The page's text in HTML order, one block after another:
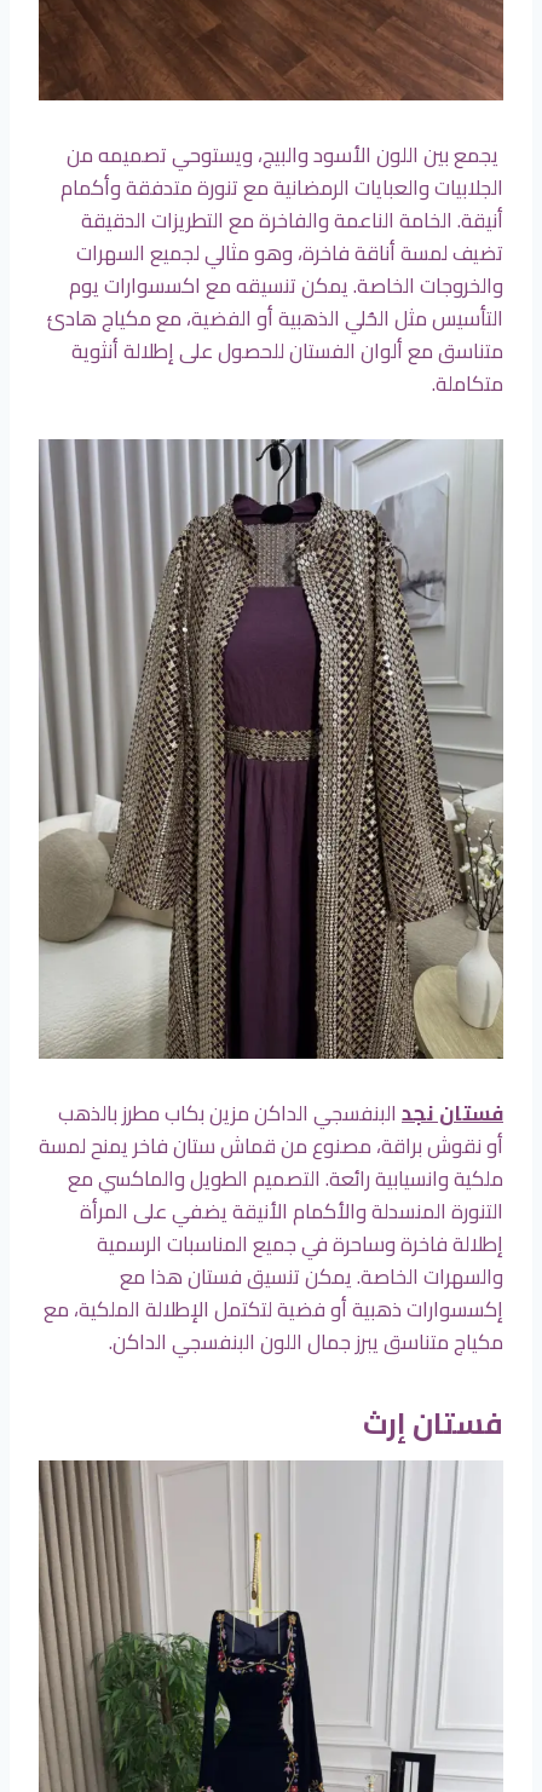
يجمع بين اللون الأسود والبيج، ويستوحي تصميمه من
الجلابيات والعبايات الرمضانية مع تنورة متدفقة وأكمام
أنيقة. الخامة الناعمة والفاخرة مع التطريزات الدقيقة
تضيف لمسة أناقة فاخرة، وهو مثالي لجميع السهرات
والخروجات الخاصة. يمكن تنسيقه مع اكسسوارات يوم
التأسيس مثل الحُلي الذهبية أو الفضية، مع مكياج هادئ
متناسق مع ألوان الفستان للحصول على إطلالة أنثوية
متكاملة.
فستان نجدالبنفسجي الداكن مزين بكاب مطرز بالذهب
أو نقوش براقة، مصنوع من قماش ستان فاخر يمنح لمسة
ملكية وانسيابية رائعة. التصميم الطويل والماكسي مع
التنورة المنسدلة والأكمام الأنيقة يضفي على المرأة
إطلالة فاخرة وساحرة في جميع المناسبات الرسمية
والسهرات الخاصة. يمكن تنسيق فستان هذا مع
إكسسوارات ذهبية أو فضية لتكتمل الإطلالة الملكية، مع
مكياج متناسق يبرز جمال اللون البنفسجي الداكن.
فستان إرث